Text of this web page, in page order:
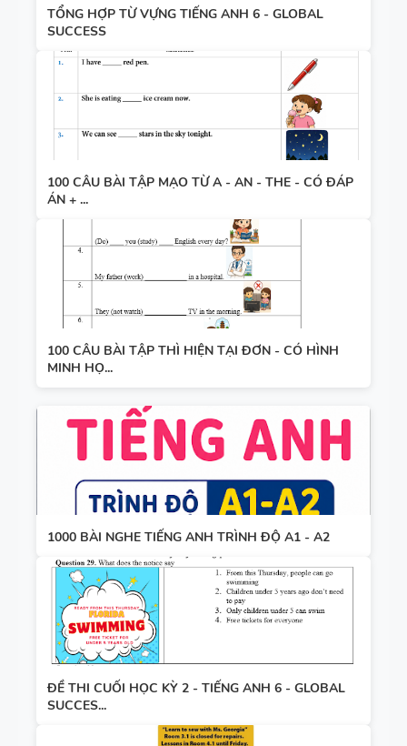
TỔNG HỢP TỪ VỰNG TIẾNG ANH 6 - GLOBAL
SUCCESS
100 CÂU BÀI TẬP MẠO TỪ A - AN - THE - CÓ ĐÁP
ÁN + ...
100 CÂU BÀI TẬP THÌ HIỆN TẠI ĐƠN - CÓ HÌNH
MINH HỌ...
1000 BÀI NGHE TIẾNG ANH TRÌNH ĐỘ A1 - A2
ĐỀ THI CUỐI HỌC KỲ 2 - TIẾNG ANH 6 - GLOBAL
SUCCES...